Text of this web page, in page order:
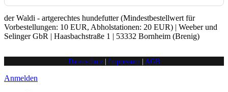
der Waldi - artgerechtes hundefutter (Mindestbestellwert für
Vorbestellungen: 10 EUR, Abholstationen: 20 EUR) | Weeber und
Selinger GbR | Haasbachstraße 1 | 53332 Bornheim (Brenig)
Datenschutz Impressum AGB
Anmelden